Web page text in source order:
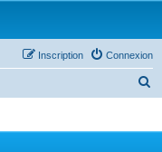
Connexion
Inscription